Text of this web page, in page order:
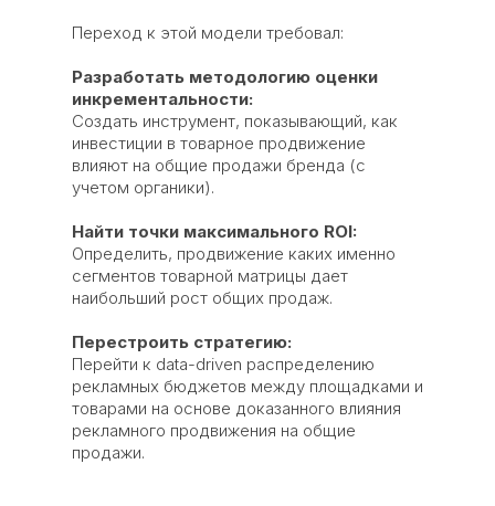
Переход к этой модели требовал:
Разработать методологию оценки
инкрементальности:
Создать инструмент, показывающий, как
инвестиции в товарное продвижение
влияют на общие продажи бренда (с
учетом органики).
Найти точки максимального ROI:
Определить, продвижение каких именно
сегментов товарной матрицы дает
наибольший рост общих продаж.
Перестроить стратегию:
Перейти к data-driven распределению
рекламных бюджетов между площадками и
товарами на основе доказанного влияния
рекламного продвижения на общие
продажи.